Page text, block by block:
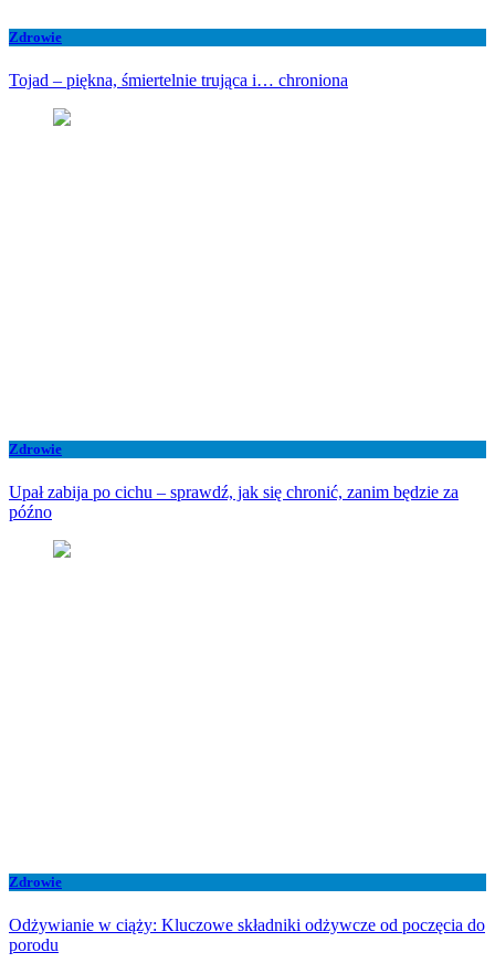
Zdrowie
Tojad – piękna, śmiertelnie trująca i… chroniona
Zdrowie
Upał zabija po cichu – sprawdź, jak się chronić, zanim będzie za
późno
Zdrowie
Odżywianie w ciąży: Kluczowe składniki odżywcze od poczęcia do
porodu